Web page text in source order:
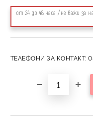
от 24 до 48 часа /не важи за
ТЕЛЕФОНИ ЗА КОНТАКТ: